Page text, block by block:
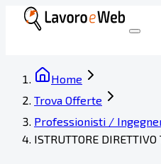
Home
Trova Offerte
Professionisti /
ISTRUTTORE DIRETTIVO